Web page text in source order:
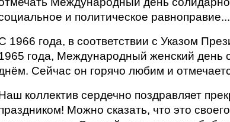
и политическое равноправие...
1966 года, в соответствии с Указом
года, Международный женский день
Сейчас он горячо любим и
коллектив сердечно поздравляет
Можно сказать, что это